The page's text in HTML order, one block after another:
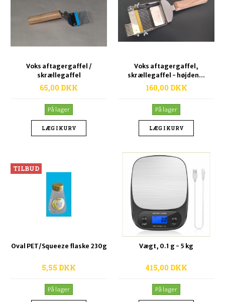
Voks aftagergaffel /
skrællegaffel
65,00 DKK
På lager
LÆG I KURV
Voks aftagergaffel,
skrællegaffel - højden...
160,00 DKK
På lager
LÆG I KURV
TILBUD
Oval PET/Squeeze flaske 230g
5,55 DKK
På lager
Vægt, 0.1 g - 5 kg
415,00 DKK
På lager